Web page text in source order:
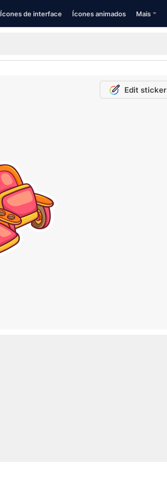
Ícones de interface Ícones animados Mais
Edit sticker